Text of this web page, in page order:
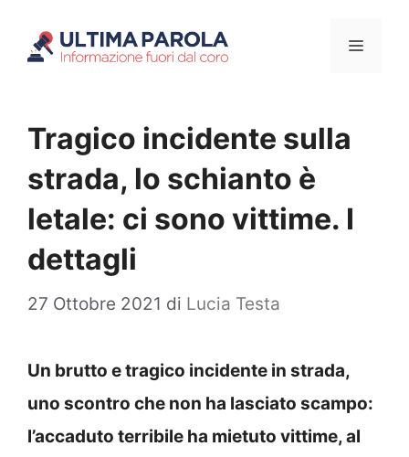
Menu
Tragico incidente sulla
strada, lo schianto è
letale: ci sono vittime. I
dettagli
27 Ottobre 2021 di Lucia Testa
Un brutto e tragico incidente in strada,
uno scontro che non ha lasciato scampo:
l’accaduto terribile ha mietuto vittime, al